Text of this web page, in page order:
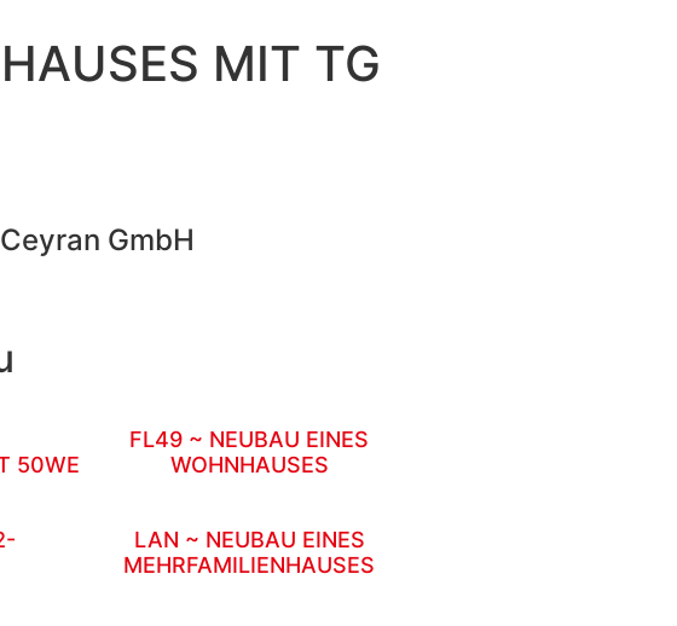
MIT TG
GmbH
50WE
FL49 ~ NEUBAU EINES
WOHNHAUSES
LAN ~ NEUBAU EINES
MEHRFAMILIENHAUSES